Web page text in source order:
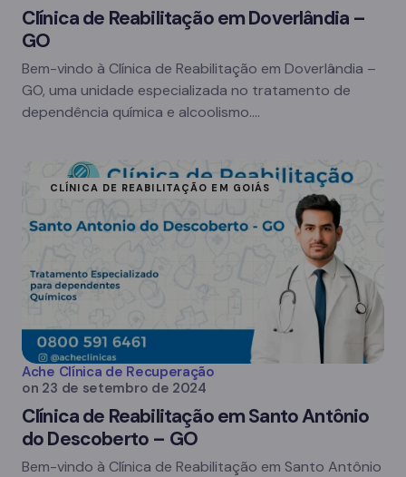
Clínica de Reabilitação em Doverlândia –
GO
Bem-vindo à Clínica de Reabilitação em Doverlândia –
GO, uma unidade especializada no tratamento de
dependência química e alcoolismo.…
CLÍNICA DE REABILITAÇÃO EM GOIÁS
Ache Clínica de Recuperação
on 23 de setembro de 2024
Clínica de Reabilitação em Santo Antônio
do Descoberto – GO
Bem-vindo à Clínica de Reabilitação em Santo Antônio